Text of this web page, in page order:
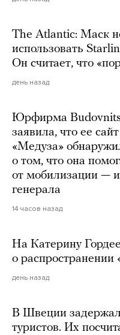
The Atlantic: Маск
использовать
Он считает, что
день назад
Юрфирма
заявила, что ее
«Медуза»
о том, что она
от мобилизации —
генерала
14 часов назад
На Катерину
о распространении
день назад
В Швеции
туристов. Их